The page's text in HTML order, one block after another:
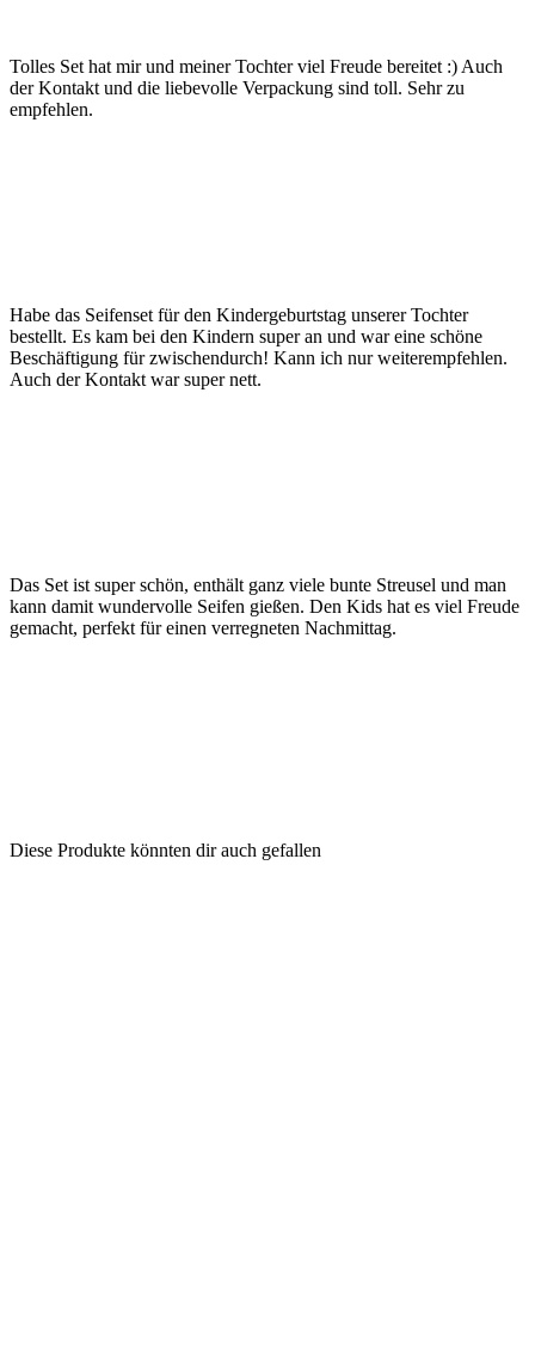
Tolles Set hat mir und meiner Tochter viel Freude bereitet :) Auch
der Kontakt und die liebevolle Verpackung sind toll. Sehr zu
empfehlen.
Habe das Seifenset für den Kindergeburtstag unserer Tochter
bestellt. Es kam bei den Kindern super an und war eine schöne
Beschäftigung für zwischendurch! Kann ich nur weiterempfehlen.
Auch der Kontakt war super nett.
Das Set ist super schön, enthält ganz viele bunte Streusel und man
kann damit wundervolle Seifen gießen. Den Kids hat es viel Freude
gemacht, perfekt für einen verregneten Nachmittag.
Diese Produkte könnten dir auch gefallen